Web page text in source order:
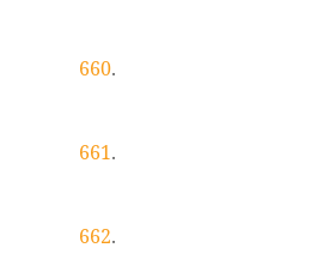
660.
661.
662.